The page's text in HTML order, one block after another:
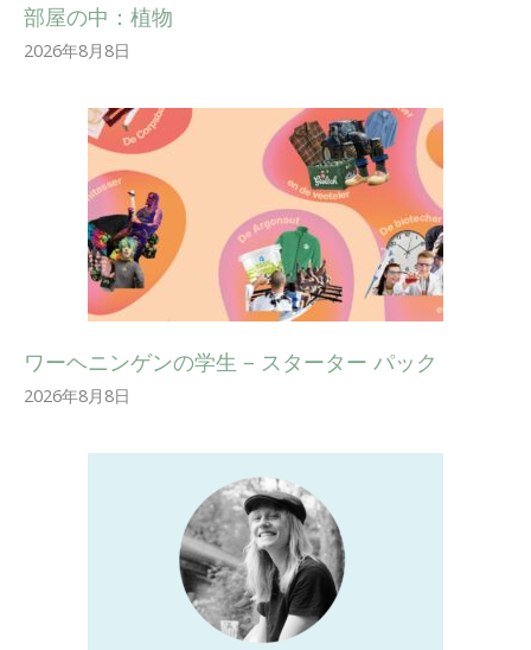
部屋の中：植物
2026年8月8日
ワーヘニンゲンの学生 – スターター パック
2026年8月8日